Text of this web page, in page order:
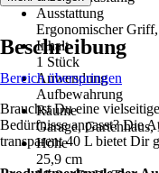
Ausstattung
Ergonomischer
Inhalt
1 Stück
Anwendung
Aufbewahrung
Räume
Garage,
Höhe
25,9 cm
Beschreibung
Bereich überspringen
Brauchst Du eine
Bedürfnisse anpasst? Die
transparent 40 L bietet Dir